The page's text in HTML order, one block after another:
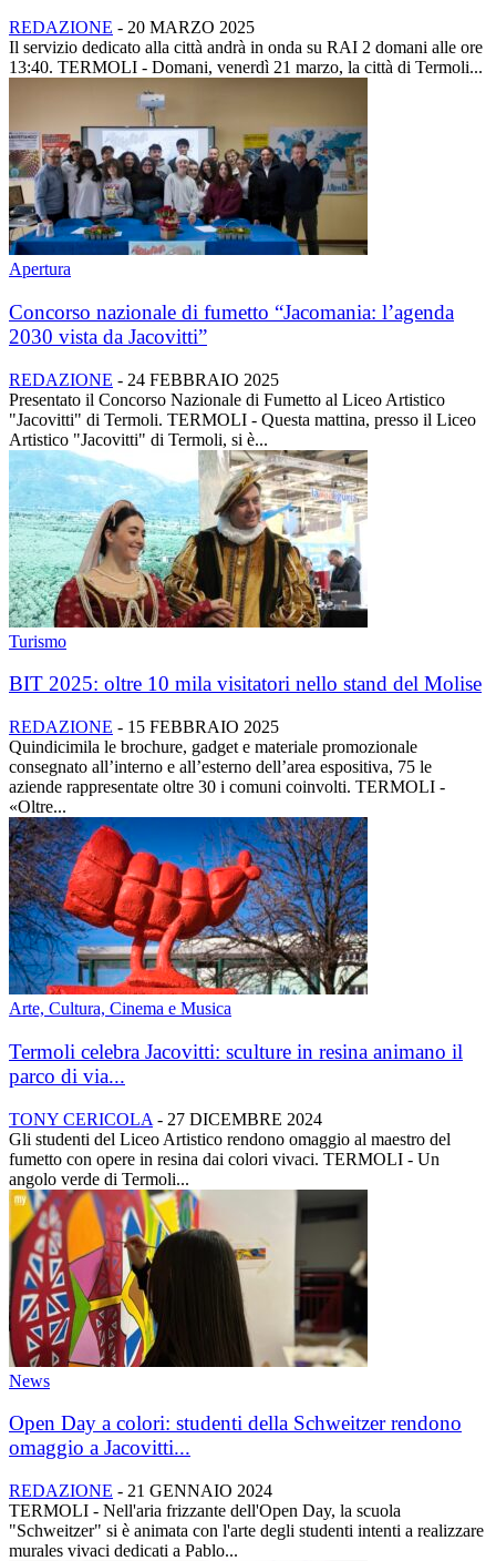
REDAZIONE - 20 MARZO 2025
Il servizio dedicato alla città andrà in onda su RAI 2 domani alle ore
13:40. TERMOLI - Domani, venerdì 21 marzo, la città di Termoli...
Apertura
Concorso nazionale di fumetto “Jacomania: l’agenda
2030 vista da Jacovitti”
REDAZIONE - 24 FEBBRAIO 2025
Presentato il Concorso Nazionale di Fumetto al Liceo Artistico
"Jacovitti" di Termoli. TERMOLI - Questa mattina, presso il Liceo
Artistico "Jacovitti" di Termoli, si è...
Turismo
BIT 2025: oltre 10 mila visitatori nello stand del Molise
REDAZIONE - 15 FEBBRAIO 2025
Quindicimila le brochure, gadget e materiale promozionale
consegnato all’interno e all’esterno dell’area espositiva, 75 le
aziende rappresentate oltre 30 i comuni coinvolti. TERMOLI -
«Oltre...
Arte, Cultura, Cinema e Musica
Termoli celebra Jacovitti: sculture in resina animano il
parco di via...
TONY CERICOLA - 27 DICEMBRE 2024
Gli studenti del Liceo Artistico rendono omaggio al maestro del
fumetto con opere in resina dai colori vivaci. TERMOLI - Un
angolo verde di Termoli...
News
Open Day a colori: studenti della Schweitzer rendono
omaggio a Jacovitti...
REDAZIONE - 21 GENNAIO 2024
TERMOLI - Nell'aria frizzante dell'Open Day, la scuola
"Schweitzer" si è animata con l'arte degli studenti intenti a realizzare
murales vivaci dedicati a Pablo...